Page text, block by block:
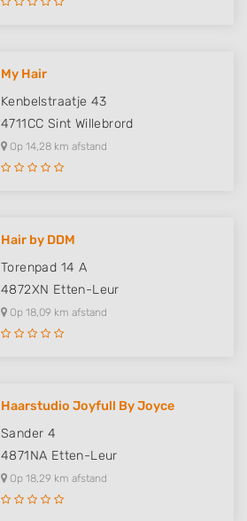
My Hair
Kenbelstraatje 43
4711CC Sint Willebrord
Op 14,28 km afstand
Hair by DDM
Torenpad 14 A
4872XN Etten-Leur
Op 18,09 km afstand
Haarstudio Joyfull By Joyce
Sander 4
4871NA Etten-Leur
Op 18,29 km afstand